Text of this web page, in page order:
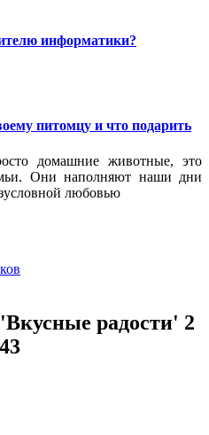
информатики?
питомцу и что подарить
домашние животные, это
Они наполняют наши дни
любовью
радости' 2